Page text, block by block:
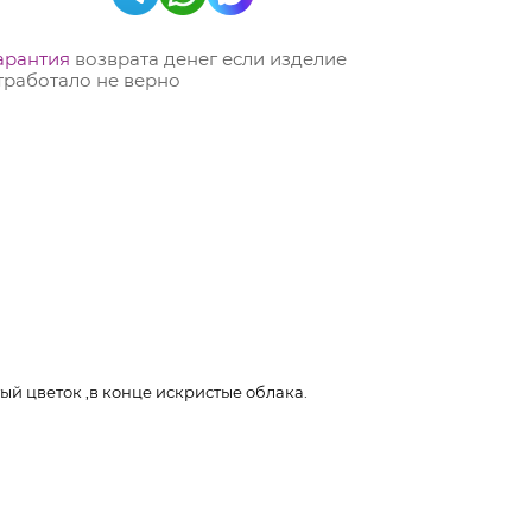
возврата денег если изделие
не верно
цветок ,в конце искристые облака.